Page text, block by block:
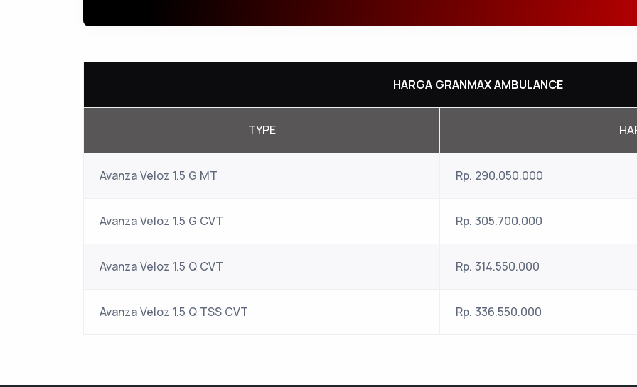
HARGA GRANMAX AMBULANCE
TYPE
Avanza Veloz 1.5 G MT Rp. 290.050.000
Avanza Veloz 1.5 G CVT Rp. 305.700.000
Avanza Veloz 1.5 Q CVT Rp. 314.550.000
Avanza Veloz 1.5 Q TSS CVT Rp. 336.550.000